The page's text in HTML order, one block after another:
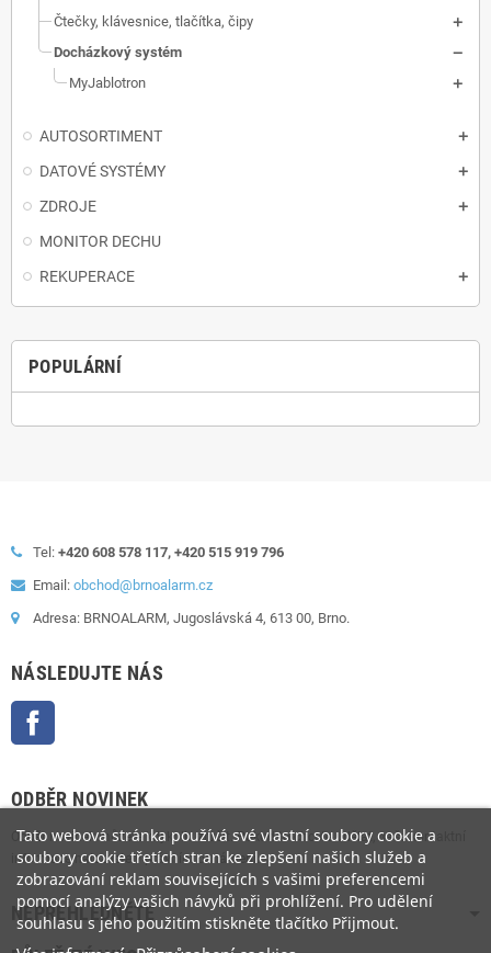
Čtečky, klávesnice, tlačítka, čipy
Docházkový systém
MyJablotron
AUTOSORTIMENT
DATOVÉ SYSTÉMY
ZDROJE
MONITOR DECHU
REKUPERACE
POPULÁRNÍ
Tel: +420 608 578 117, +420 515 919 796
Email: obchod@brnoalarm.cz
Adresa: BRNOALARM, Jugoslávská 4, 613 00, Brno.
NÁSLEDUJTE NÁS
ODBĚR NOVINEK
Odběr novinek můžete kdykoliv zrušit. Pokud to chcete udělat, naše kontaktní
informace naleznete v právním oznámení.
NEPŘEHLÉDNĚTE
Tato webová stránka používá své vlastní soubory cookie a
soubory cookie třetích stran ke zlepšení našich služeb a
zobrazování reklam souvisejících s vašimi preferencemi
pomocí analýzy vašich návyků při prohlížení. Pro udělení
souhlasu s jeho použitím stiskněte tlačítko Přijmout.